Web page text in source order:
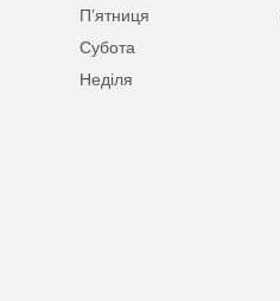
Пʼятниця
Субота
Неділя